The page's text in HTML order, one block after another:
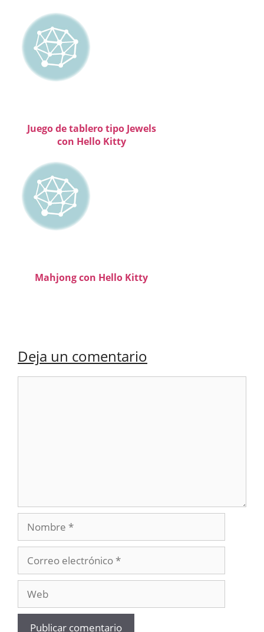
Juego de tablero tipo Jewels
con Hello Kitty
Mahjong con Hello Kitty
Deja un comentario
Nombre
electrónico